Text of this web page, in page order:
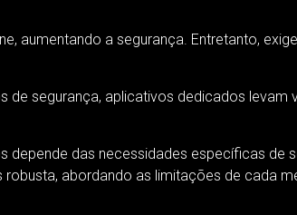
aumentando a segurança. Entretanto,
de segurança, aplicativos dedicados levam
das necessidades específicas de
abordando as limitações de cada